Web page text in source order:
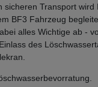
sicheren Transport wird
BF3 Fahrzeug
alles Wichtige ab -
des